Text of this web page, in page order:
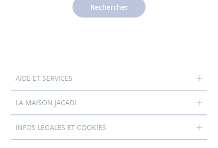
Rechercher
AIDE ET SERVICES
LA MAISON JACADI
INFOS LÉGALES ET COOKIES